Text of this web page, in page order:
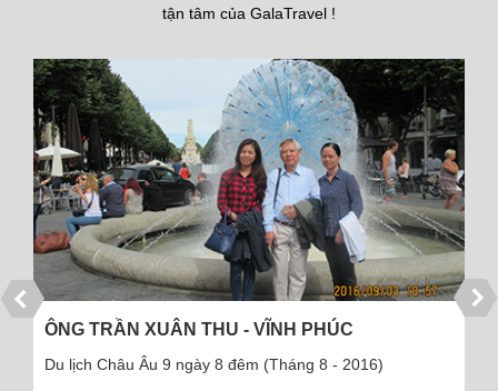
tận tâm của GalaTravel !
ÔNG TRẦN XUÂN THU - VĨNH PHÚC
Du lịch Châu Âu 9 ngày 8 đêm (Tháng 8 - 2016)